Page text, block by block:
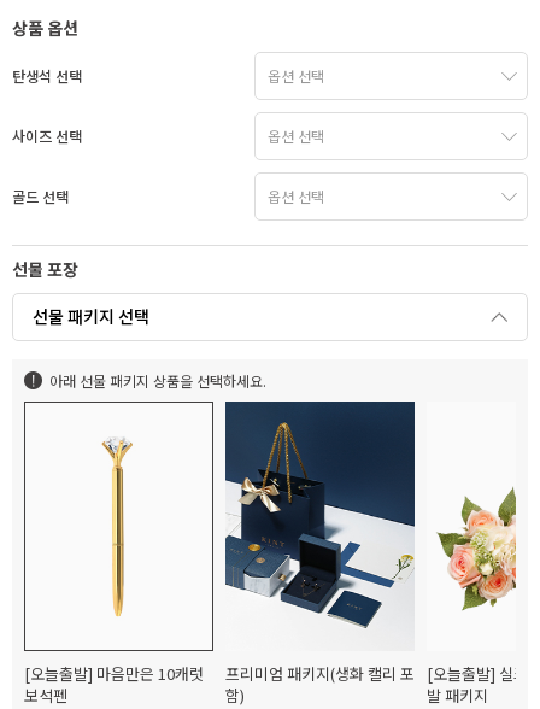
상품 옵션
탄생석 선택
사이즈 선택
골드 선택
선물 포장
선물 패키지 선택
아래 선물 패키지 상품을 선택하세요.
[오늘출발] 마음만은 10캐럿
보석펜
프리미엄 패키지(생화 캘리 포
함)
[오늘출발] 실크
발 패키지